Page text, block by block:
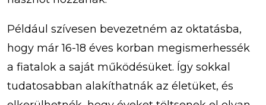
Például szívesen bevezetném az oktatásba,
hogy már 16-18 éves korban megismerhessék
a fiatalok a saját működésüket. Így sokkal
tudatosabban alakíthatnák az életüket, és